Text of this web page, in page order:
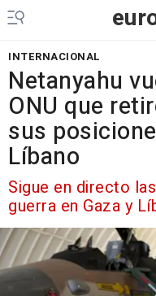
INTERNACIONAL
Netanyahu
ONU que
sus
Líbano
Sigue en directo
guerra en Gaza y